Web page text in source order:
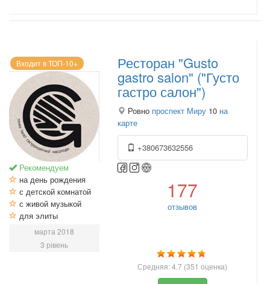
Входит в ТОП-10+
Рекомендуем
на день рождения
с детской комнатой
с живой музыкой
для элиты
марта 2018
3 рівень
Ресторан "Gusto
gastro salon" ("Густо
гастро салон")
Ровно проспект Миру 10 на
карте
+380673632556
177
отзывов
Средняя:4.7 (351 оценка)